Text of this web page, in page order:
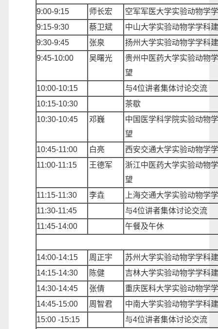
9:00-9:15 师长宏
空军军医大学实验动物学
9:15-9:30 蔡卫斌
中山大学实验动物学学科
9:30-9:45 张泉
扬州大学实验动物学学科
9:45-10:00 吴曙光
贵州中医药大学实验动物
望
10:00-10:15
与4位讲者集体讨论交流
10:15-10:30
茶歇
10:30-10:45 邓巍
中国医学科学院实验动物
望
10:45-11:00 白亮
西安交通大学实验动物学
11:00-11:15 王德军
浙江中医药大学实验动物
望
11:15-11:30 李垚
上海交通大学实验动物学
11:30-11:45 与4位讲者集体讨论交流
11:45-14:00
午餐及午休
14:00-14:15 周正宇
苏州大学实验动物学学科
14:15-14:30 陈健
吉林大学实验动物学学科
14:30-14:45 张倩
重庆医科大学实验动物学
14:45-15:00
周智君
中南大学实验动物学学科
15:00 -15:15 与4位讲者集体讨论交流